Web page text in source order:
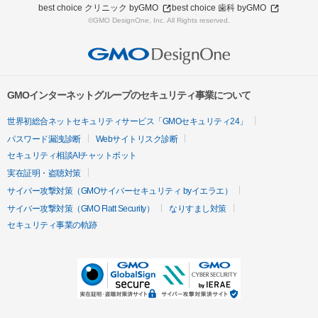
best choice クリニック byGMO best choice 歯科 byGMO
©GMO DesignOne, Inc. All Rights reserved.
GMOインターネットグループのセキュリティ事業について
世界初総合ネットセキュリティサービス「GMOセキュリティ24」
パスワード漏洩診断
Webサイトリスク診断
セキュリティ相談AIチャットボット
実在証明・盗聴対策
サイバー攻撃対策（GMOサイバーセキュリティ byイエラエ）
サイバー攻撃対策（GMO Flatt Security）
なりすまし対策
セキュリティ事業の軌跡